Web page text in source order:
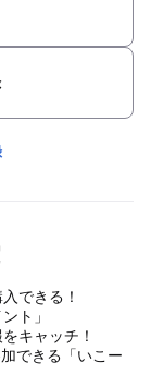
できる「いこー